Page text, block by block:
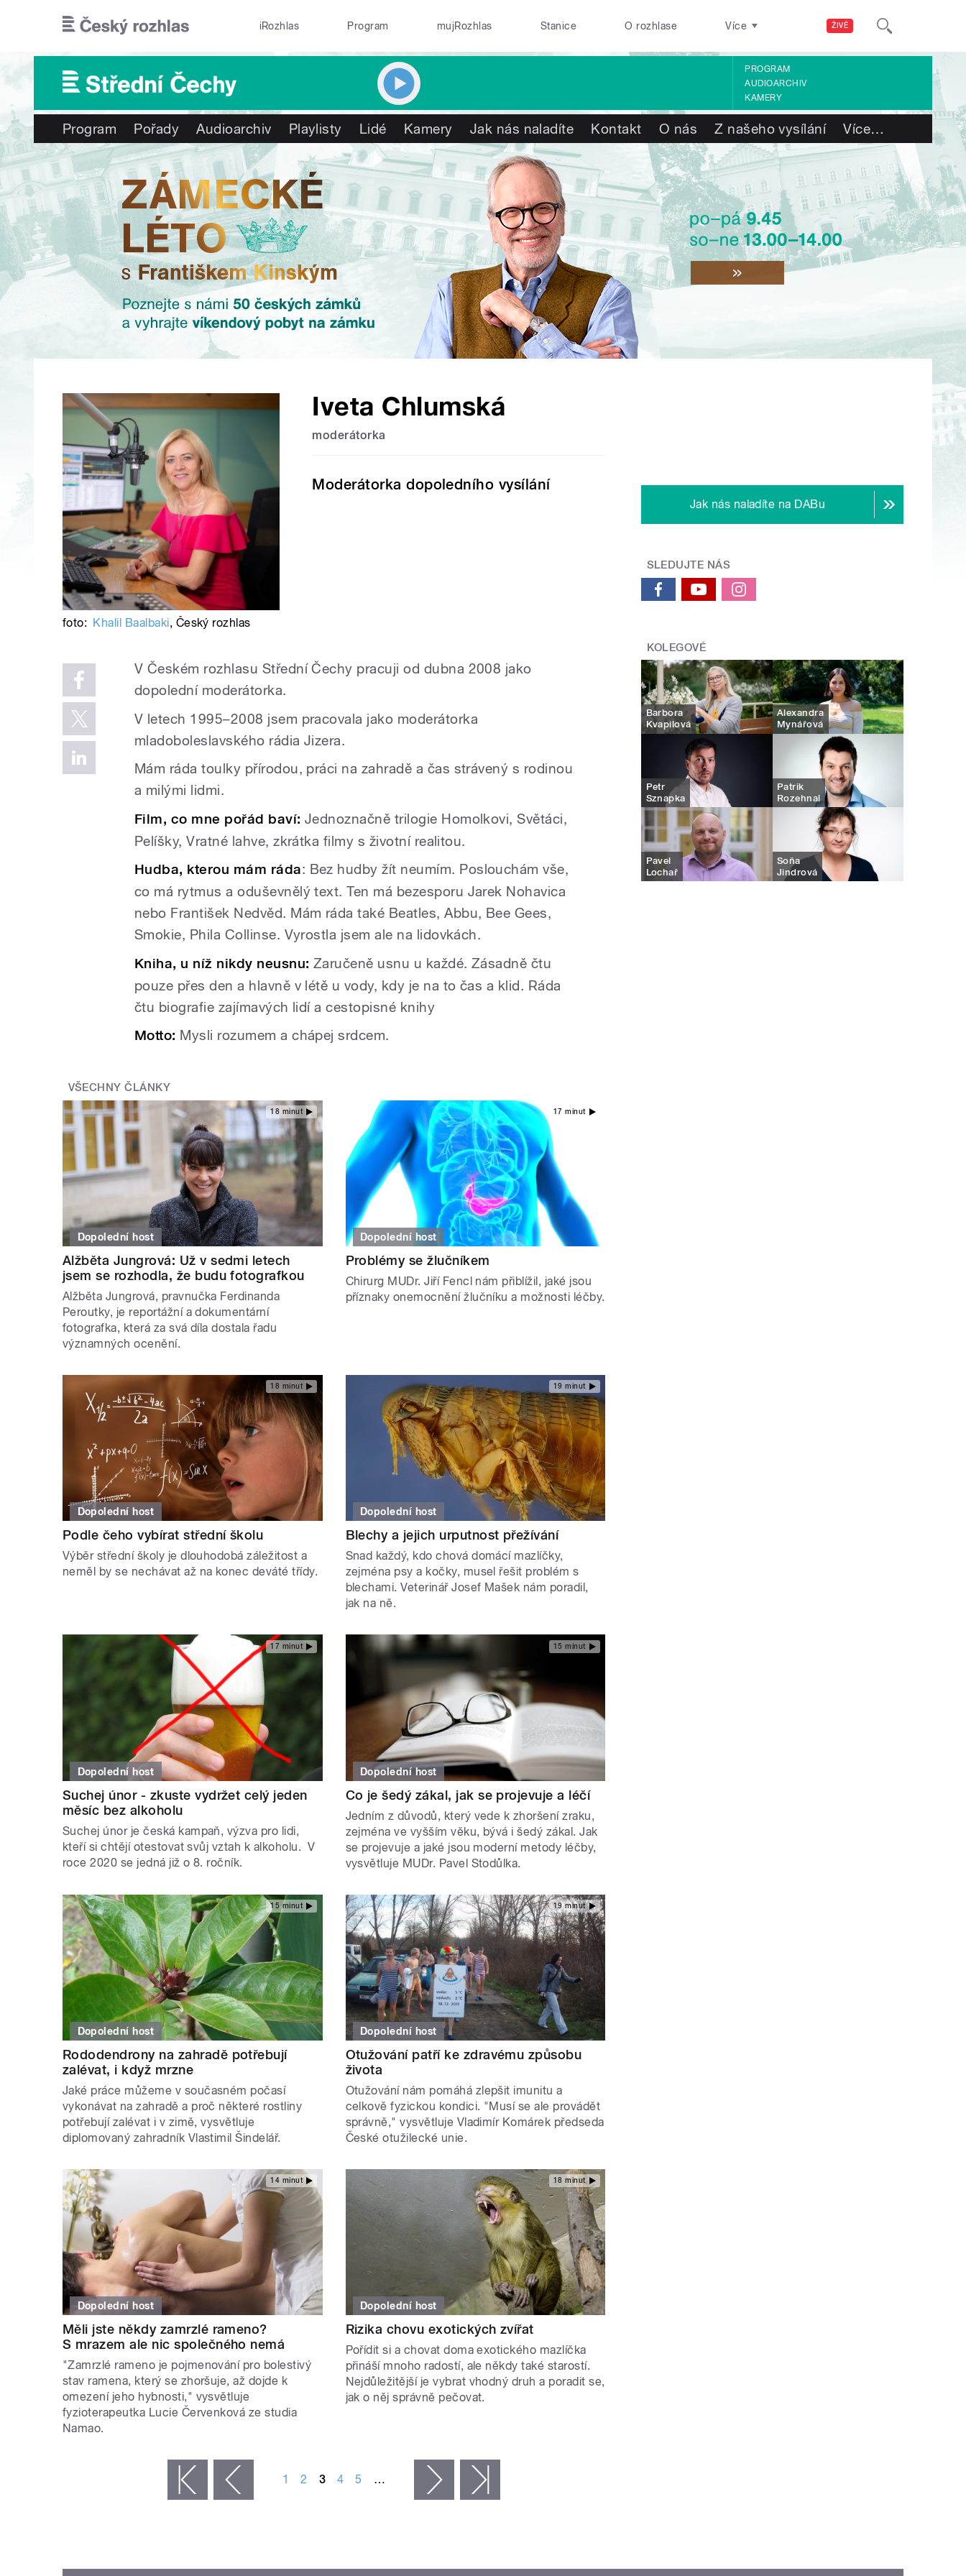
ŽIVĚ
iRozhlas Program mujRozhlas Stanice O rozhlase Více
PROGRAM
AUDIOARCHIV
KAMERY
Program Pořady Audioarchiv Playlisty Lidé Kamery Jak nás naladíte Kontakt O nás Z našeho vysílání Více…
Iveta Chlumská
moderátorka
Moderátorka dopoledního vysílání
foto: Khalil Baalbaki, Český rozhlas
V Českém rozhlasu Střední Čechy pracuji od dubna 2008 jako
dopolední moderátorka.
V letech 1995–2008 jsem pracovala jako moderátorka
mladoboleslavského rádia Jizera.
Mám ráda toulky přírodou, práci na zahradě a čas strávený s rodinou
a milými lidmi.
Film, co mne pořád baví: Jednoznačně trilogie Homolkovi, Světáci,
Pelíšky, Vratné lahve, zkrátka filmy s životní realitou.
Hudba, kterou mám ráda: Bez hudby žít neumím. Poslouchám vše,
co má rytmus a oduševnělý text. Ten má bezesporu Jarek Nohavica
nebo František Nedvěd. Mám ráda také Beatles, Abbu, Bee Gees,
Smokie, Phila Collinse. Vyrostla jsem ale na lidovkách.
Kniha, u níž nikdy neusnu: Zaručeně usnu u každé. Zásadně čtu
pouze přes den a hlavně v létě u vody, kdy je na to čas a klid. Ráda
čtu biografie zajímavých lidí a cestopisné knihy
Motto: Mysli rozumem a chápej srdcem.
VŠECHNY ČLÁNKY
18 minut
Dopolední host
Alžběta Jungrová: Už v sedmi letech
jsem se rozhodla, že budu fotografkou
Alžběta Jungrová, pravnučka Ferdinanda
Peroutky, je reportážní a dokumentární
fotografka, která za svá díla dostala řadu
významných ocenění.
17 minut
Dopolední host
Problémy se žlučníkem
Chirurg MUDr. Jiří Fencl nám přiblížil, jaké jsou
příznaky onemocnění žlučníku a možnosti léčby.
18 minut
Dopolední host
Podle čeho vybírat střední školu
Výběr střední školy je dlouhodobá záležitost a
neměl by se nechávat až na konec deváté třídy.
19 minut
Dopolední host
Blechy a jejich urputnost přežívání
Snad každý, kdo chová domácí mazlíčky,
zejména psy a kočky, musel řešit problém s
blechami. Veterinář Josef Mašek nám poradil,
jak na ně.
17 minut
Dopolední host
Suchej únor - zkuste vydržet celý jeden
měsíc bez alkoholu
Suchej únor je česká kampaň, výzva pro lidi,
kteří si chtějí otestovat svůj vztah k alkoholu. V
roce 2020 se jedná již o 8. ročník.
15 minut
Dopolední host
Co je šedý zákal, jak se projevuje a léčí
Jedním z důvodů, který vede k zhoršení zraku,
zejména ve vyšším věku, bývá i šedý zákal. Jak
se projevuje a jaké jsou moderní metody léčby,
vysvětluje MUDr. Pavel Stodůlka.
15 minut
Dopolední host
Rododendrony na zahradě potřebují
zalévat, i když mrzne
Jaké práce můžeme v současném počasí
vykonávat na zahradě a proč některé rostliny
potřebují zalévat i v zimě, vysvětluje
diplomovaný zahradník Vlastimil Šindelář.
19 minut
Dopolední host
Otužování patří ke zdravému způsobu
života
Otužování nám pomáhá zlepšit imunitu a
celkově fyzickou kondici. "Musí se ale provádět
správně," vysvětluje Vladimír Komárek předseda
České otužilecké unie.
14 minut
Dopolední host
Měli jste někdy zamrzlé rameno?
S mrazem ale nic společného nemá
"Zamrzlé rameno je pojmenování pro bolestivý
stav ramena, který se zhoršuje, až dojde k
omezení jeho hybnosti," vysvětluje
fyzioterapeutka Lucie Červenková ze studia
Namao.
18 minut
Dopolední host
Rizika chovu exotických zvířat
Pořídit si a chovat doma exotického mazlíčka
přináší mnoho radostí, ale někdy také starostí.
Nejdůležitější je vybrat vhodný druh a poradit se,
jak o něj správně pečovat.
‹ předchozí 1 2 3 4 5 … následující ›
Jak nás naladíte na DABu
SLEDUJTE NÁS
KOLEGOVÉ
Barbora
Kvapilová
Alexandra
Mynářová
Petr
Sznapka
Patrik
Rozehnal
Pavel
Lochař
Soňa
Jindrová